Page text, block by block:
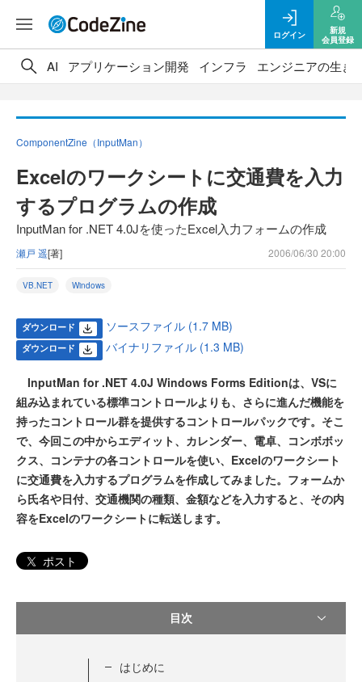
ログイン
新規
会員登録
AI アプリケーション開発 インフラ エンジニアの生き
ComponentZine（InputMan）
Excelのワークシートに交通費を入力
するプログラムの作成
InputMan for .NET 4.0Jを使ったExcel入力フォームの作成
瀬戸 遥[著] 2006/06/30 20:00
VB.NET Windows
ダウンロード ソースファイル (1.7 MB)
ダウンロード バイナリファイル (1.3 MB)
InputMan for .NET 4.0J Windows Forms Editionは、VSに
組み込まれている標準コントロールよりも、さらに進んだ機能を
持ったコントロール群を提供するコントロールパックです。そこ
で、今回この中からエディット、カレンダー、電卓、コンボボッ
クス、コンテナの各コントロールを使い、Excelのワークシート
に交通費を入力するプログラムを作成してみました。フォームか
ら氏名や日付、交通機関の種類、金額などを入力すると、その内
容をExcelのワークシートに転送します。
ポスト
目次
はじめに